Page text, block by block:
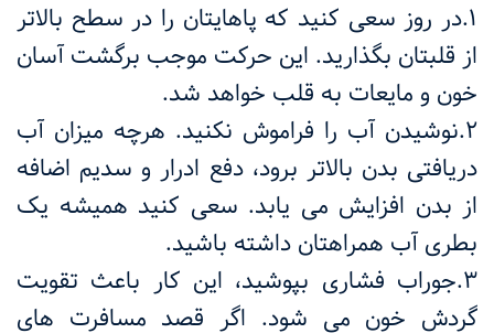
1.در روز سعی کنید که پاهایتان را در سطح بالاتر
از قلبتان بگذارید. این حرکت موجب برگشت آسان
خون و مایعات به قلب خواهد شد.
2.نوشیدن آب را فراموش نکنید. هرچه میزان آب
دریافتی بدن بالاتر برود، دفع ادرار و سدیم اضافه
از بدن افزایش می یابد. سعی کنید همیشه یک
بطری آب همراهتان داشته باشید.
3.جوراب فشاری بپوشید، این کار باعث تقویت
گردش خون می شود. اگر قصد مسافرت های